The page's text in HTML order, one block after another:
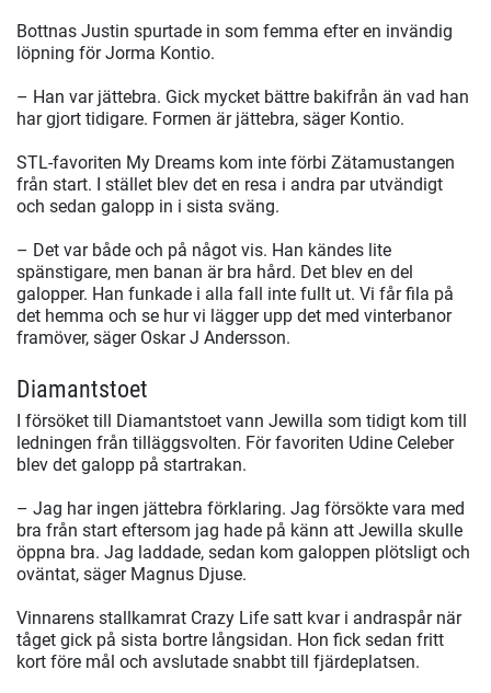
Bottnas Justin spurtade in som femma efter en invändig
löpning för Jorma Kontio.
– Han var jättebra. Gick mycket bättre bakifrån än vad han
har gjort tidigare. Formen är jättebra, säger Kontio.
STL-favoriten My Dreams kom inte förbi Zätamustangen
från start. I stället blev det en resa i andra par utvändigt
och sedan galopp in i sista sväng.
– Det var både och på något vis. Han kändes lite
spänstigare, men banan är bra hård. Det blev en del
galopper. Han funkade i alla fall inte fullt ut. Vi får fila på
det hemma och se hur vi lägger upp det med vinterbanor
framöver, säger Oskar J Andersson.
Diamantstoet
I försöket till Diamantstoet vann Jewilla som tidigt kom till
ledningen från tilläggsvolten. För favoriten Udine Celeber
blev det galopp på startrakan.
– Jag har ingen jättebra förklaring. Jag försökte vara med
bra från start eftersom jag hade på känn att Jewilla skulle
öppna bra. Jag laddade, sedan kom galoppen plötsligt och
oväntat, säger Magnus Djuse.
Vinnarens stallkamrat Crazy Life satt kvar i andraspår när
tåget gick på sista bortre långsidan. Hon fick sedan fritt
kort före mål och avslutade snabbt till fjärdeplatsen.